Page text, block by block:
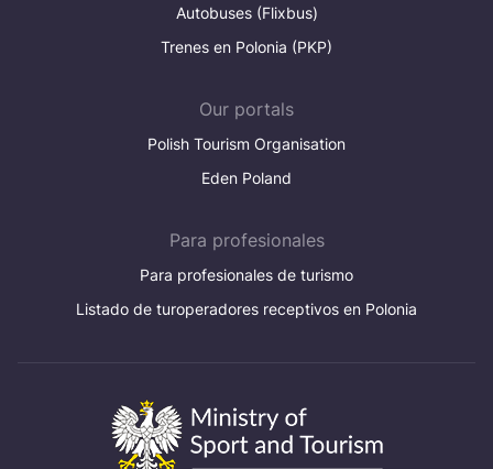
Autobuses (Flixbus)
Trenes en Polonia (PKP)
Our portals
Polish Tourism Organisation
Eden Poland
Para profesionales
Para profesionales de turismo
Listado de turoperadores receptivos en Polonia